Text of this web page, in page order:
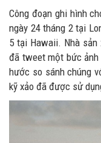
Công đoạn ghi hình
ngày 24 tháng 2 tại
5 tại Hawaii. Nhà sản
đã tweet một bức ảnh
hước so sánh chúng
kỹ xảo đã được sử